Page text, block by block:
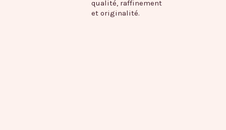
qualité, raffinement
et originalité.